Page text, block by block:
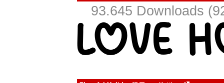
93.645 Downloads